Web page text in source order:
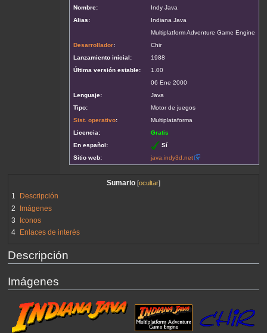
Nombre:
Indy Java
Alias:
Indiana Java
Multiplatform Adventure Game Engine
Desarrollador:
Chir
Lanzamiento inicial:
1988
Última versión estable:
1.00
06 Ene 2000
Lenguaje:
Java
Tipo:
Motor de juegos
Sist. operativo:
Multiplataforma
Licencia:
Gratis
En español:
Sí
Sitio web:
java.indy3d.net
Sumario
1
Descripción
2
Imágenes
3
Iconos
4
Enlaces de interés
Descripción
Imágenes